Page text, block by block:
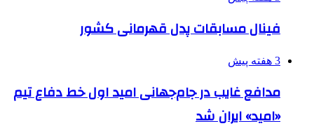
فینال مسابقات پدل قهرمانی کشور
3 هفته پیش
مدافع غایب در جام‌جهانی امید اول خط دفاع تیم
«امید» ایران شد